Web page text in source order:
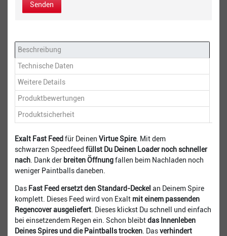
Senden
Beschreibung
Technische Daten
Weitere Details
Produktbewertungen
Produktsicherheit
Exalt Fast Feed für Deinen Virtue Spire. Mit dem
schwarzen Speedfeed füllst Du Deinen Loader noch schneller
nach . Dank der breiten Öffnungfallen beim Nachladen noch
weniger Paintballs daneben.
Das Fast Feed ersetzt den Standard-Deckel an Deinem Spire
komplett. Dieses Feed wird von Exalt mit einem passenden
Regencover ausgeliefert . Dieses klickst Du schnell und einfach
bei einsetzendem Regen ein. Schon bleibtdas Innenleben
Deines Spires und die Paintballs trocken . Dasverhindert